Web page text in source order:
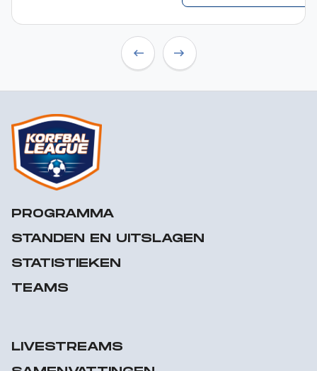
PROGRAMMA
STANDEN EN UITSLAGEN
STATISTIEKEN
TEAMS
LIVESTREAMS